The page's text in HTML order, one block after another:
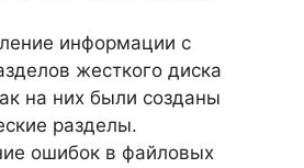
информации с
жесткого диска
на них были созданы
разделы.
ошибок в файловых